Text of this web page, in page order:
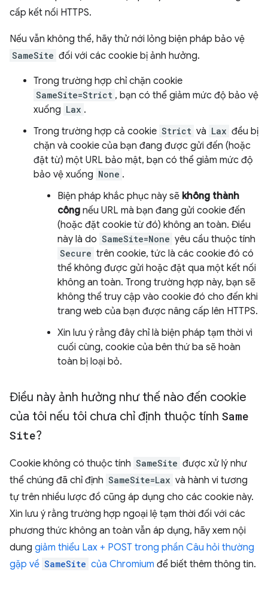
cấp kết nối HTTPS.
Nếu vẫn không thể, hãy thử nới lỏng biện pháp bảo vệ
SameSite đối với các cookie bị ảnh hưởng.
Trong trường hợp chỉ chặn cookie
SameSite=Strict , bạn có thể giảm mức độ bảo vệ
xuống Lax .
Trong trường hợp cả cookie Strict và Lax đều bị
chặn và cookie của bạn đang được gửi đến (hoặc
đặt từ) một URL bảo mật, bạn có thể giảm mức độ
bảo vệ xuống None .
Biện pháp khắc phục này sẽ không thành
công nếu URL mà bạn đang gửi cookie đến
(hoặc đặt cookie từ đó) không an toàn. Điều
này là do SameSite=None yêu cầu thuộc tính
Secure trên cookie, tức là các cookie đó có
thể không được gửi hoặc đặt qua một kết nối
không an toàn. Trong trường hợp này, bạn sẽ
không thể truy cập vào cookie đó cho đến khi
trang web của bạn được nâng cấp lên HTTPS.
Xin lưu ý rằng đây chỉ là biện pháp tạm thời vì
cuối cùng, cookie của bên thứ ba sẽ hoàn
toàn bị loại bỏ.
Điều này ảnh hưởng như thế nào đến cookie
của tôi nếu tôi chưa chỉ định thuộc tính Same
Site?
Cookie không có thuộc tính SameSite được xử lý như
thể chúng đã chỉ định SameSite=Lax và hành vi tương
tự trên nhiều lược đồ cũng áp dụng cho các cookie này.
Xin lưu ý rằng trường hợp ngoại lệ tạm thời đối với các
phương thức không an toàn vẫn áp dụng, hãy xem nội
dung giảm thiểu Lax + POST trong phần Câu hỏi thường
gặp về SameSite của Chromium để biết thêm thông tin.